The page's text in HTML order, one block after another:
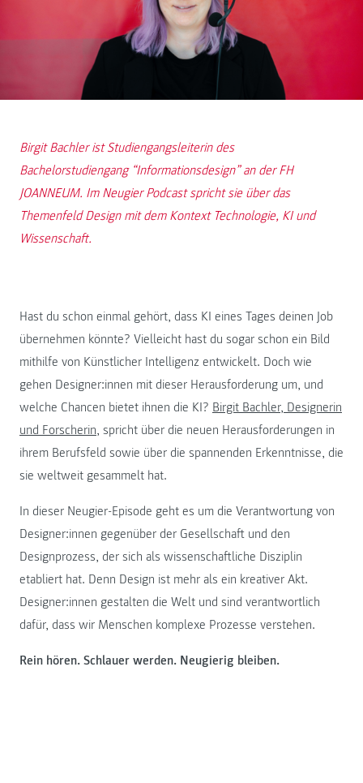
Birgit Bachler ist Studiengangsleiterin des
Bachelorstudiengang “Informationsdesign” an der FH
JOANNEUM. Im Neugier Podcast spricht sie über das
Themenfeld Design mit dem Kontext Technologie, KI und
Wissenschaft.
Hast du schon einmal gehört, dass KI eines Tages deinen Job
übernehmen könnte? Vielleicht hast du sogar schon ein Bild
mithilfe von Künstlicher Intelligenz entwickelt. Doch wie
gehen Designer:innen mit dieser Herausforderung um, und
welche Chancen bietet ihnen die KI? Birgit Bachler, Designerin
und Forscherin, spricht über die neuen Herausforderungen in
ihrem Berufsfeld sowie über die spannenden Erkenntnisse, die
sie weltweit gesammelt hat.
In dieser Neugier-Episode geht es um die Verantwortung von
Designer:innen gegenüber der Gesellschaft und den
Designprozess, der sich als wissenschaftliche Disziplin
etabliert hat. Denn Design ist mehr als ein kreativer Akt.
Designer:innen gestalten die Welt und sind verantwortlich
dafür, dass wir Menschen komplexe Prozesse verstehen.
Rein hören. Schlauer werden. Neugierig bleiben.